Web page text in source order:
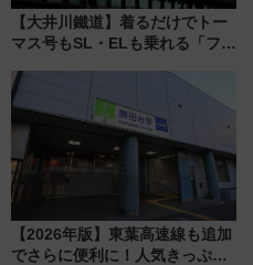
【大井川鐵道】着るだけでトー
マス号もSL・ELも乗れる「フリ
受注販売
【2026年版】東葉高速線も追加
でさらに便利に！人気きっぷ